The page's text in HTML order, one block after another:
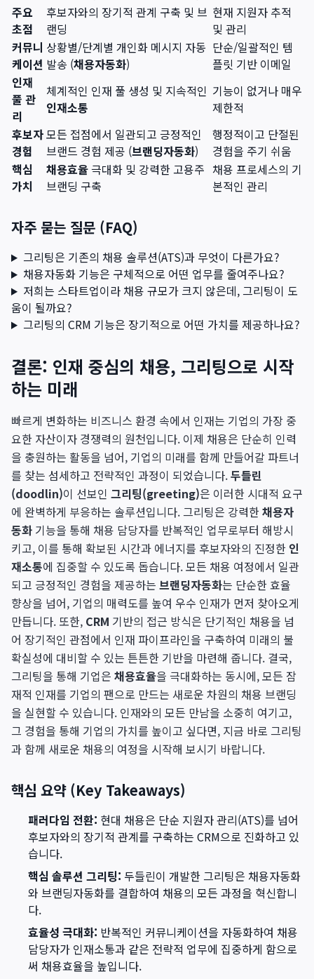
주요
초점
후보자와의 장기적 관계 구축 및 브
랜딩
현재 지원자 추적
및 관리
커뮤니
케이션
상황별/단계별 개인화 메시지 자동
발송 (채용자동화)
단순/일괄적인 템
플릿 기반 이메일
인재
풀 관
리
체계적인 인재 풀 생성 및 지속적인
인재소통
기능이 없거나 매우
제한적
후보자
경험
모든 접점에서 일관되고 긍정적인
브랜드 경험 제공 (브랜딩자동화)
행정적이고 단절된
경험을 주기 쉬움
핵심
가치
채용효율극대화 및 강력한 고용주
브랜딩 구축
채용 프로세스의 기
본적인 관리
자주 묻는 질문 (FAQ)
그리팅은 기존의 채용 솔루션(ATS)과 무엇이 다른가요?
채용자동화 기능은 구체적으로 어떤 업무를 줄여주나요?
저희는 스타트업이라 채용 규모가 크지 않은데, 그리팅이 도
움이 될까요?
그리팅의 CRM 기능은 장기적으로 어떤 가치를 제공하나요?
결론: 인재 중심의 채용, 그리팅으로 시작
하는 미래
빠르게 변화하는 비즈니스 환경 속에서 인재는 기업의 가장 중
요한 자산이자 경쟁력의 원천입니다. 이제 채용은 단순히 인력
을 충원하는 활동을 넘어, 기업의 미래를 함께 만들어갈 파트너
를 찾는 섬세하고 전략적인 과정이 되었습니다.두들린
(doodlin)이 선보인 그리팅(greeting)은 이러한 시대적 요구
에 완벽하게 부응하는 솔루션입니다. 그리팅은 강력한채용자
동화 기능을 통해 채용 담당자를 반복적인 업무로부터 해방시
키고, 이를 통해 확보된 시간과 에너지를 후보자와의 진정한 인
재소통에 집중할 수 있도록 돕습니다. 모든 채용 여정에서 일관
되고 긍정적인 경험을 제공하는 브랜딩자동화는 단순한 효율
향상을 넘어, 기업의 매력도를 높여 우수 인재가 먼저 찾아오게
만듭니다. 또한, CRM 기반의 접근 방식은 단기적인 채용을 넘
어 장기적인 관점에서 인재 파이프라인을 구축하여 미래의 불
확실성에 대비할 수 있는 튼튼한 기반을 마련해 줍니다. 결국,
그리팅을 통해 기업은 채용효율을 극대화하는 동시에, 모든 잠
재적 인재를 기업의 팬으로 만드는 새로운 차원의 채용 브랜딩
을 실현할 수 있습니다. 인재와의 모든 만남을 소중히 여기고,
그 경험을 통해 기업의 가치를 높이고 싶다면, 지금 바로 그리팅
과 함께 새로운 채용의 여정을 시작해 보시기 바랍니다.
핵심 요약 (Key Takeaways)
패러다임 전환: 현대 채용은 단순 지원자 관리(ATS)를 넘어
후보자와의 장기적 관계를 구축하는 CRM으로 진화하고 있
습니다.
핵심 솔루션 그리팅: 두들린이 개발한 그리팅은 채용자동화
와 브랜딩자동화를 결합하여 채용의 모든 과정을 혁신합니
다.
효율성 극대화: 반복적인 커뮤니케이션을 자동화하여 채용
담당자가 인재소통과 같은 전략적 업무에 집중하게 함으로
써 채용효율을 높입니다.